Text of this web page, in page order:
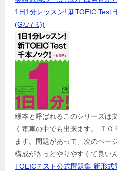
1日1分レッスン! 新TOEIC Test
(Gな7-6))
緑本と呼ばれるこのシリーズは
く電車の中でも出来ます。 Ｔ
ます。問題があって、次のペー
構成がきっとやりやすくて良い
TOEICテスト公式問題集 新形式